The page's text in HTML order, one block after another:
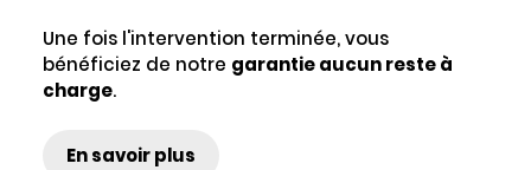
Une fois l'intervention terminée, vous
bénéficiez de notre garantie aucun reste à
charge.
En savoir plus